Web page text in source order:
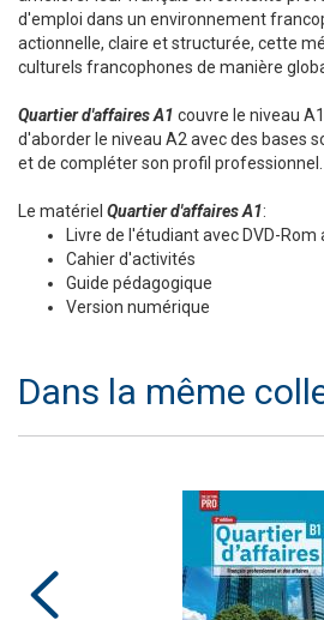
d'emploi dans un environnement
actionnelle, claire et structurée, cette
culturels francophones de manière
Quartier d'affaires A1 couvre le niveau
d'aborder le niveau A2 avec des bases
et de compléter son profil professionnel.
Le matériel Quartier d'affaires A1:
Livre de l'étudiant avec DVD-Rom
Cahier d'activités
Guide pédagogique
Version numérique
Dans la même